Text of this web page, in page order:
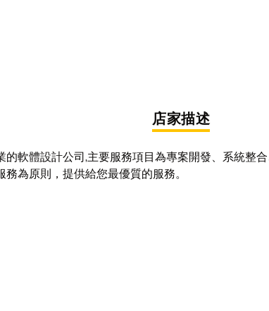
店家描述
軟體設計公司,主要服務項目為專案開發、系統整
為原則，提供給您最優質的服務。